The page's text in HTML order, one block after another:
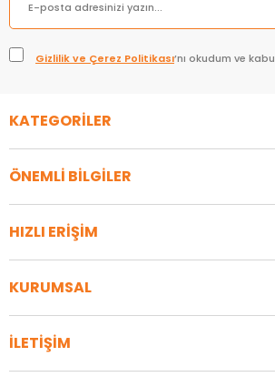
Gizlilik ve Çerez Politikası’nı okudum ve
KATEGORİLER
ÖNEMLİ BİLGİLER
HIZLI ERİŞİM
KURUMSAL
İLETİŞİM